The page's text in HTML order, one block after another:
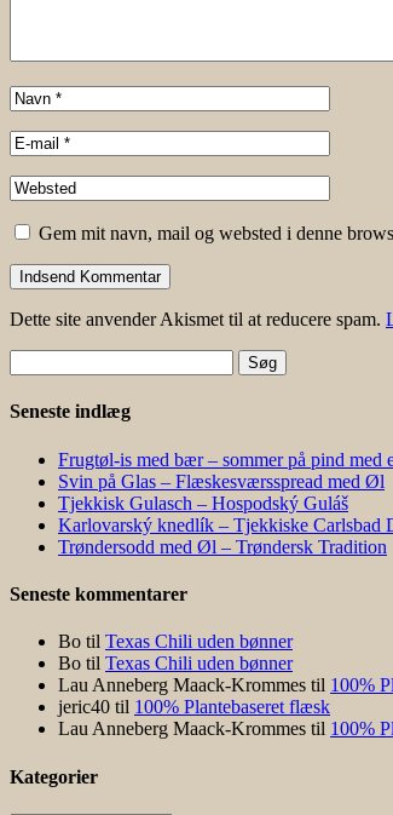
Gem mit navn, mail og websted i denne
Dette site anvender Akismet til at reducere spam.
efter:
Seneste indlæg
Frugtøl-is med bær – sommer på pind med
Svin på Glas – Flæskesværsspread med Øl
Tjekkisk Gulasch – Hospodský Guláš
Karlovarský knedlík – Tjekkiske Carlsbad
Trøndersodd med Øl – Trøndersk Tradition
Seneste kommentarer
Bo til Texas Chili uden bønner
Bo til Texas Chili uden bønner
Lau Anneberg Maack-Krommes til 100%
jeric40 til 100% Plantebaseret flæsk
Lau Anneberg Maack-Krommes til 100%
Kategorier